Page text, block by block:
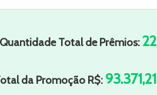
Quantidade Total de Prêmios:22
da Promoção R$: 93.371,21